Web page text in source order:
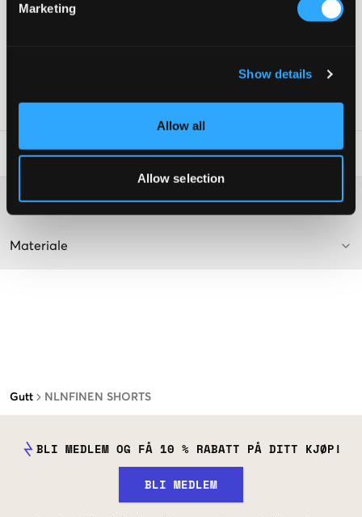
Marketing
Show details
Allow all
Allow selection
Gutt NLNFINEN SHORTS
Strikk
White Alyssum
SKU
Vaskeråd:
Washing advice
Materiale
BLI MEDLEM OG FÅ 10 % RABATT PÅ DITT KJØP!
BLI MEDLEM